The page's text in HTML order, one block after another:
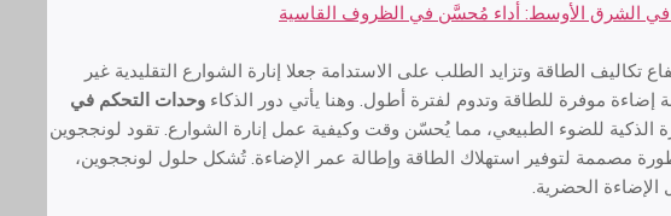
في الشرق الأوسط: أداء مُحسَّن في الظروف القاسية
تكاليف الطاقة وتزايد الطلب على الاستدامة جعلا إنارة الشوارع التقليدية غير
إضاءة موفرة للطاقة وتدوم لفترة أطول. وهنا يأتي دور الذكاء وحدات التحكم في
الذكية للضوء الطبيعي، مما يُحسّن وقت وكيفية عمل إنارة الشوارع. تقود لونججوين
مصممة لتوفير استهلاك الطاقة وإطالة عمر الإضاءة. تُشكل حلول لونججوين،
الإضاءة الحضرية.